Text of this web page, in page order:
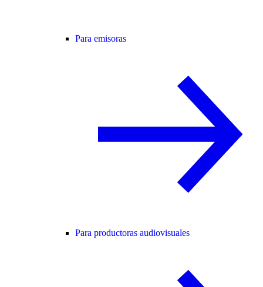
Para emisoras
Para productoras audiovisuales